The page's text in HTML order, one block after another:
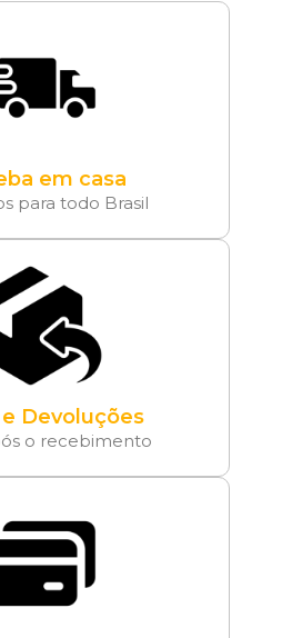
em casa
para todo Brasil
Devoluções
o recebimento